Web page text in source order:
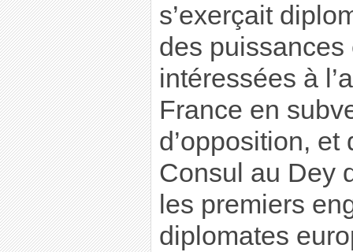
s’exerçait
des
intéressées à
France en
d’opposition, et
Consul au Dey
les premiers
diplomates